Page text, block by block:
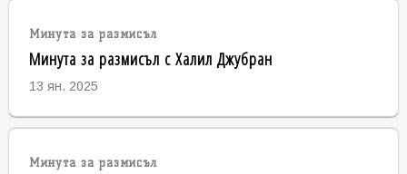
Минута за размисъл
Минута за размисъл с Халил Джубран
13 ян. 2025
Минута за размисъл